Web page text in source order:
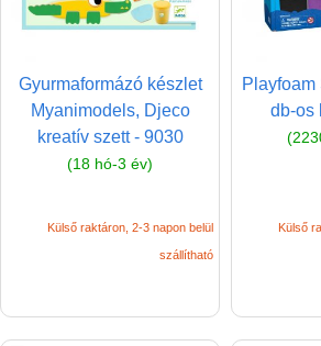
Gyurmaformázó készlet
Myanimodels, Djeco
kreatív szett - 9030
(18 hó-3 év)
Külső raktáron, 2-3 napon belül
szállítható
Playfoam
db-os
Külső